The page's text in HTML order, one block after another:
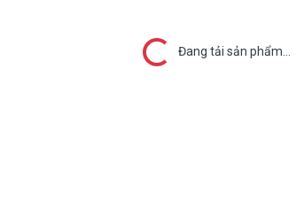
Đang tải... Đang tải sản phẩm...